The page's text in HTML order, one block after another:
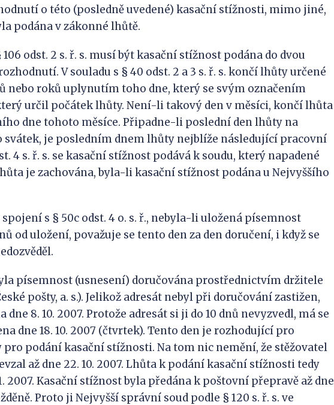
o této (posledně uvedené) kasační stížnosti, mimo jiné,
podána v zákonné lhůtě.
odst. 2 s. ř. s. musí být kasační stížnost podána do dvou
V souladu s § 40 odst. 2 a 3 s. ř. s. končí lhůty určené
nebo roků uplynutím toho dne, který se svým označením
určil počátek lhůty. Není-li takový den v měsíci, končí lhůta
dne tohoto měsíce. Připadne-li poslední den lhůty na
svátek, je posledním dnem lhůty nejblíže následující pracovní
4 s. ř. s. se kasační stížnost podává k soudu, který napadené
je zachována, byla-li kasační stížnost podána u Nejvyššího
spojení s § 50c odst. 4 o. s. ř., nebyla-li uložená písemnost
od uložení, považuje se tento den za den doručení, i když se
písemnost (usnesení) doručována prostřednictvím držitele
pošty, a. s.). Jelikož adresát nebyl při doručování zastižen,
dne 8. 10. 2007. Protože adresát si ji do 10 dnů nevyzvedl, má se
dne 18. 10. 2007 (čtvrtek). Tento den je rozhodující pro
podání kasační stížnosti. Na tom nic nemění, že stěžovatel
až dne 22. 10. 2007. Lhůta k podání kasační stížnosti tedy
2007. Kasační stížnost byla předána k poštovní přepravě až dne
Proto ji Nejvyšší správní soud podle § 120 s. ř. s. ve